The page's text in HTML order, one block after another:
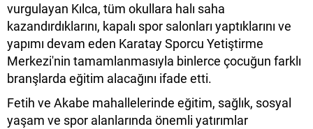
vurgulayan Kılca, tüm okullara halı saha
kazandırdıklarını, kapalı spor salonları yaptıklarını ve
yapımı devam eden Karatay Sporcu Yetiştirme
Merkezi'nin tamamlanmasıyla binlerce çocuğun farklı
branşlarda eğitim alacağını ifade etti.
Fetih ve Akabe mahallelerinde eğitim, sağlık, sosyal
yaşam ve spor alanlarında önemli yatırımlar